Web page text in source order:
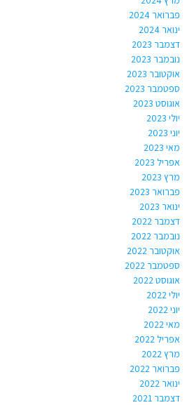
פברואר 2024
ינואר 2024
דצמבר 2023
נובמבר 2023
אוקטובר 2023
ספטמבר 2023
אוגוסט 2023
יולי 2023
יוני 2023
מאי 2023
אפריל 2023
מרץ 2023
פברואר 2023
ינואר 2023
דצמבר 2022
נובמבר 2022
אוקטובר 2022
ספטמבר 2022
אוגוסט 2022
יולי 2022
יוני 2022
מאי 2022
אפריל 2022
מרץ 2022
פברואר 2022
ינואר 2022
דצמבר 2021